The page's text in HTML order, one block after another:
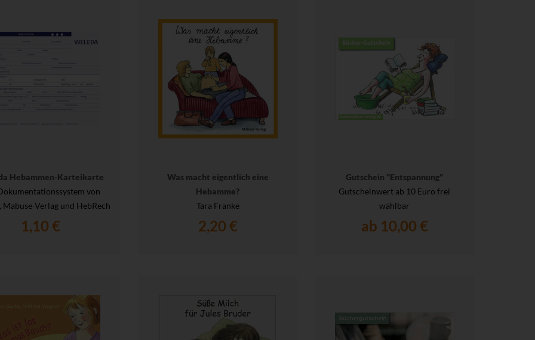
Hebammen-Karteikarte
von
Mabuse-Verlag und HebRech
1,10 €
Was macht eigentlich eine
Hebamme?
Tara Franke
2,20 €
Gutschein "Entspannung"
Gutscheinwert ab 10 Euro frei
wählbar
ab 10,00 €